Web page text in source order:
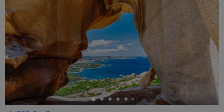
←